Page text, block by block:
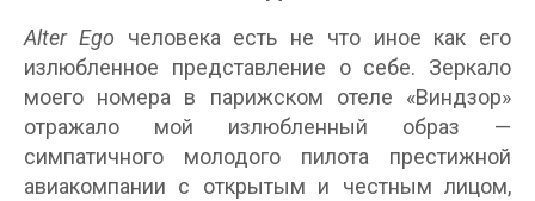
Alter Ego человека есть не что иное как его
излюбленное представление о себе. Зеркало
моего номера в парижском отеле «Виндзор»
отражало мой излюбленный образ —
симпатичного молодого пилота престижной
авиакомпании с открытым и честным лицом,